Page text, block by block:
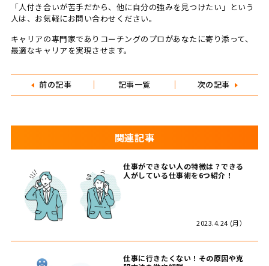
「人付き合いが苦手だから、他に自分の強みを見つけたい」という
人は、お気軽にお問い合わせください。
キャリアの専門家でありコーチングのプロがあなたに寄り添って、
最適なキャリアを実現させます。
前の記事 記事一覧 次の記事
関連記事
仕事ができない人の特徴は？できる
人がしている仕事術を6つ紹介！
2023.4.24 (月）
仕事に行きたくない！その原因や克